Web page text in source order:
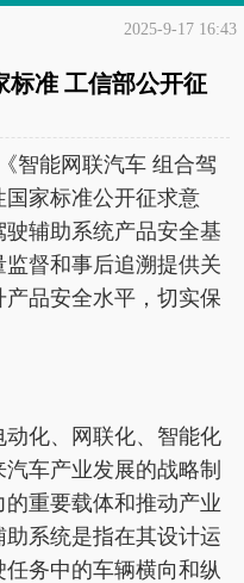
2025-9-17 16:43
标准 工信部公开征
智能网联汽车 组合驾
家标准公开征求意
辅助系统产品安全基
督和事后追溯提供关
品安全水平，切实保
化、网联化、智能化
车产业发展的战略制
重要载体和推动产业
系统是指在其设计运
务中的车辆横向和纵